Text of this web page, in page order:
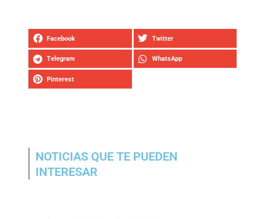
Facebook Twitter
Telegram WhatsApp
Pinterest
NOTICIAS QUE TE PUEDEN
INTERESAR